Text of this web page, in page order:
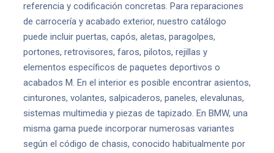
referencia y codificación concretas. Para reparaciones
de carrocería y acabado exterior, nuestro catálogo
puede incluir puertas, capós, aletas, paragolpes,
portones, retrovisores, faros, pilotos, rejillas y
elementos específicos de paquetes deportivos o
acabados M. En el interior es posible encontrar asientos,
cinturones, volantes, salpicaderos, paneles, elevalunas,
sistemas multimedia y piezas de tapizado. En BMW, una
misma gama puede incorporar numerosas variantes
según el código de chasis, conocido habitualmente por